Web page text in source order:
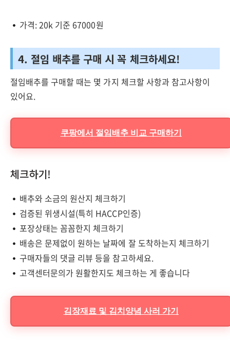
가격: 20k 기준 67000원
4. 절임 배추를 구매 시 꼭 체크하세요!
절임배추를 구매할 때는 몇 가지 체크할 사항과 참고사항이
있어요.
쿠팡에서 절임배추 비교 구매하기
체크하기!
배추와 소금의 원산지 체크하기
검증된 위생시설(특히 HACCP인증)
포장상태는 꼼꼼한지 체크하기
배송은 문제없이 원하는 날짜에 잘 도착하는지 체크하기
구매자들의 댓글 리뷰 등을 참고하세요.
고객센터문의가 원활한지도 체크하는 게 좋습니다
김장재료 및 김치양념 사러 가기